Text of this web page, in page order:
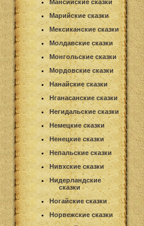
Мансийские сказки
Марийские сказки
Мексиканские сказки
Молдавские сказки
Монгольские сказки
Мордовские сказки
Нанайские сказки
Нганасанские сказки
Негидальские сказки
Немецкие сказки
Ненецкие сказки
Непальские сказки
Нивхские сказки
Нидерландские
сказки
Ногайские сказки
Норвежские сказки